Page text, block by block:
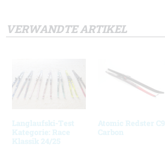
VERWANDTE ARTIKEL
Langlaufski-Test
Kategorie: Race
Klassik 24/25
Atomic Redster C9
Carbon